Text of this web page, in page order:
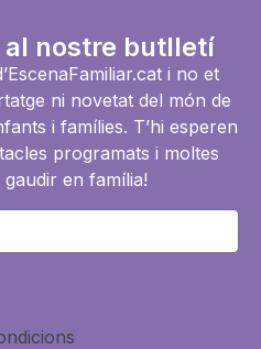
nostre butlletí
i no et
ni novetat del món de
i famílies. T’hi esperen
programats i moltes
en família!